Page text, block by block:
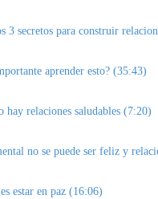
3 secretos para construir
aprender esto? (35:43)
hay relaciones saludables (7:20)
no se puede ser feliz y
estar en paz (16:06)